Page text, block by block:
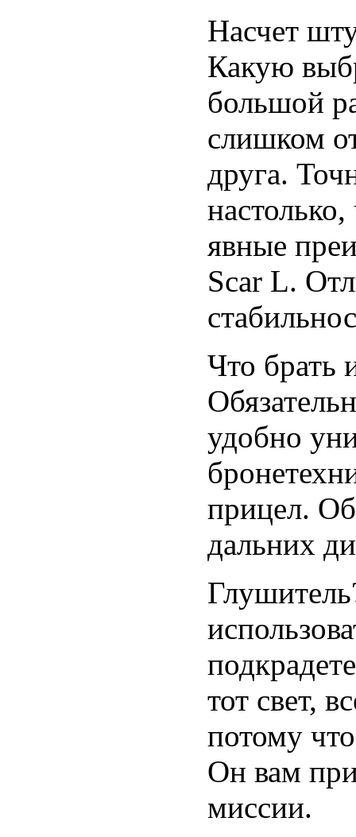
Насчет
Какую
большой
слишком
друга.
явные
Scar L.
Что брать
удобно
прицел.
дальних
тот свет,
потому
Он вам
миссии.